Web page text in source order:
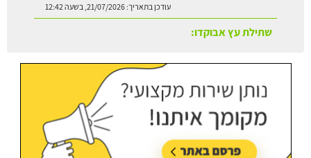
עודכן בתאריך:21/07/2026, בשעה 12:42
שתילת עץ אבוקדו: